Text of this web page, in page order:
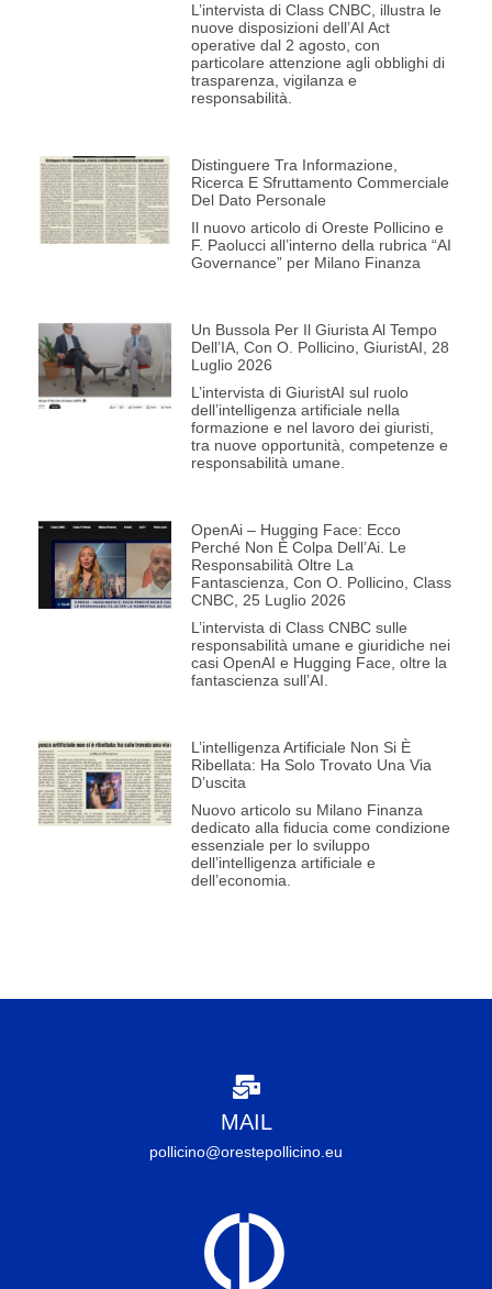
L’intervista di Class CNBC, illustra le
nuove disposizioni dell’AI Act
operative dal 2 agosto, con
particolare attenzione agli obblighi di
trasparenza, vigilanza e
responsabilità.
Distinguere Tra Informazione,
Ricerca E Sfruttamento Commerciale
Del Dato Personale
Il nuovo articolo di Oreste Pollicino e
F. Paolucci all’interno della rubrica “AI
Governance” per Milano Finanza
Un Bussola Per Il Giurista Al Tempo
Dell’IA, Con O. Pollicino, GiuristAI, 28
Luglio 2026
L’intervista di GiuristAI sul ruolo
dell’intelligenza artificiale nella
formazione e nel lavoro dei giuristi,
tra nuove opportunità, competenze e
responsabilità umane.
OpenAi – Hugging Face: Ecco
Perché Non È Colpa Dell’Ai. Le
Responsabilità Oltre La
Fantascienza, Con O. Pollicino, Class
CNBC, 25 Luglio 2026
L’intervista di Class CNBC sulle
responsabilità umane e giuridiche nei
casi OpenAI e Hugging Face, oltre la
fantascienza sull’AI.
L’intelligenza Artificiale Non Si È
Ribellata: Ha Solo Trovato Una Via
D’uscita
Nuovo articolo su Milano Finanza
dedicato alla fiducia come condizione
essenziale per lo sviluppo
dell’intelligenza artificiale e
dell’economia.
MAIL
pollicino@orestepollicino.eu